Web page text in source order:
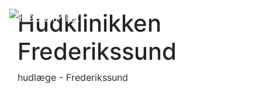
Hudklinikken
Frederikssund
hudlæge - Frederikssund